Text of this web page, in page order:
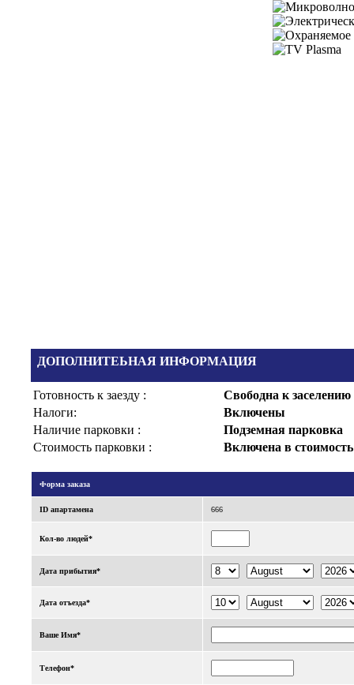
ДОПОЛНИТЕЬНАЯ ИНФОРМАЦИЯ
Готовность к заезду :
Свободна к заселению
Налоги:
Включены
Наличие парковки :
Подземная парковка
Стоимость парковки :
Включена в стоимость
Форма заказа
ID апартаменa 666
Кол-во людей*
Дата прибытия*
Дата отъезда*
Ваше Имя*
Телефон*